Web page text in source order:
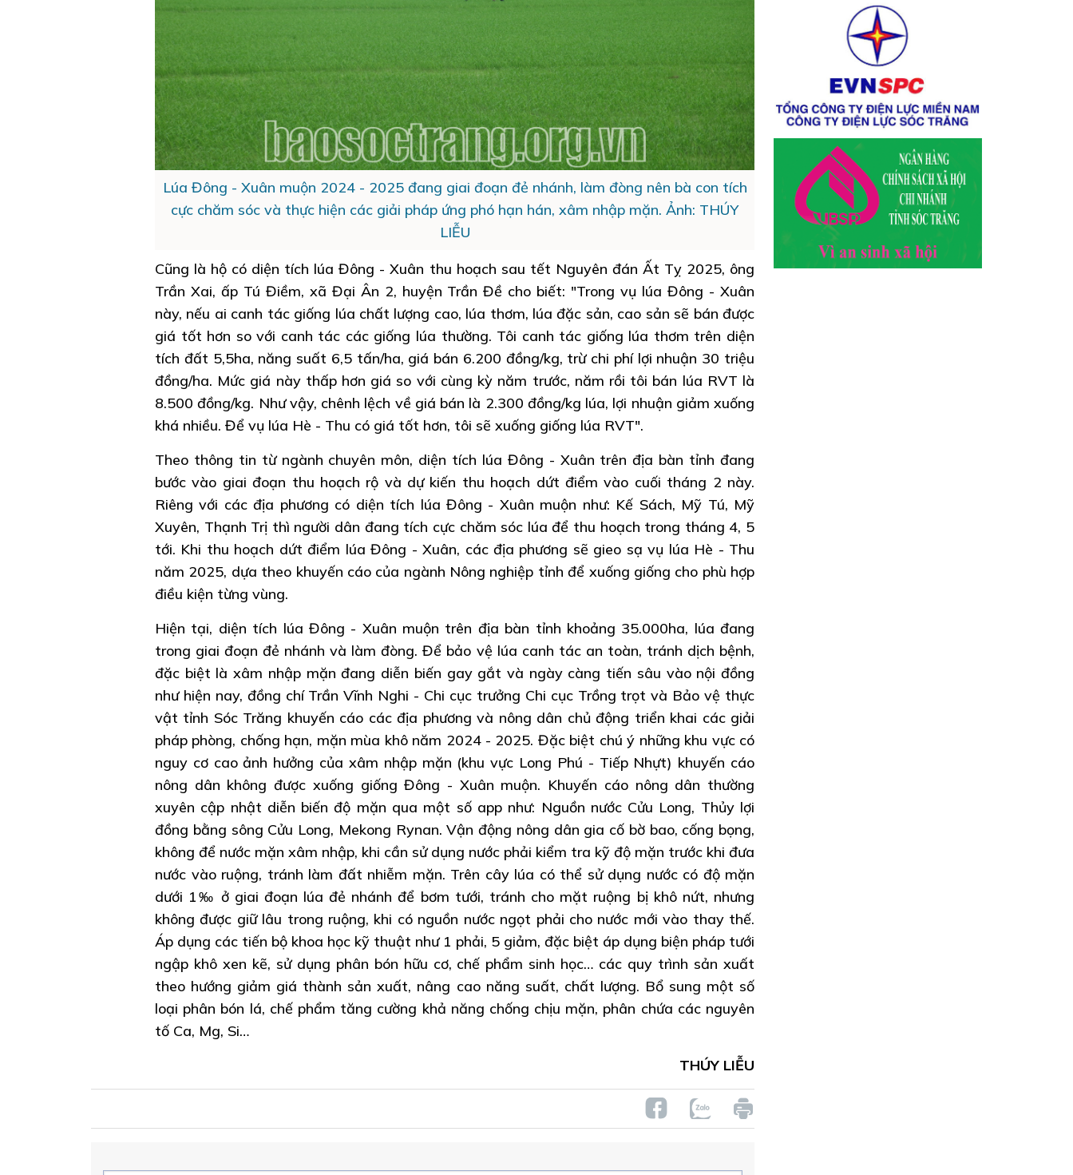
Lúa Đông - Xuân muộn 2024 - 2025 đang giai đoạn đẻ nhánh, làm đòng nên bà con tích
cực chăm sóc và thực hiện các giải pháp ứng phó hạn hán, xâm nhập mặn. Ảnh: THÚY
LIỄU
Cũng là hộ có diện tích lúa Đông - Xuân thu hoạch sau tết Nguyên đán Ất Tỵ 2025, ông
Trần Xai, ấp Tú Điềm, xã Đại Ân 2, huyện Trần Đề cho biết: "Trong vụ lúa Đông - Xuân
này, nếu ai canh tác giống lúa chất lượng cao, lúa thơm, lúa đặc sản, cao sản sẽ bán được
giá tốt hơn so với canh tác các giống lúa thường. Tôi canh tác giống lúa thơm trên diện
tích đất 5,5ha, năng suất 6,5 tấn/ha, giá bán 6.200 đồng/kg, trừ chi phí lợi nhuận 30 triệu
đồng/ha. Mức giá này thấp hơn giá so với cùng kỳ năm trước, năm rồi tôi bán lúa RVT là
8.500 đồng/kg. Như vậy, chênh lệch về giá bán là 2.300 đồng/kg lúa, lợi nhuận giảm xuống
khá nhiều. Để vụ lúa Hè - Thu có giá tốt hơn, tôi sẽ xuống giống lúa RVT".
Theo thông tin từ ngành chuyên môn, diện tích lúa Đông - Xuân trên địa bàn tỉnh đang
bước vào giai đoạn thu hoạch rộ và dự kiến thu hoạch dứt điểm vào cuối tháng 2 này.
Riêng với các địa phương có diện tích lúa Đông - Xuân muộn như: Kế Sách, Mỹ Tú, Mỹ
Xuyên, Thạnh Trị thì người dân đang tích cực chăm sóc lúa để thu hoạch trong tháng 4, 5
tới. Khi thu hoạch dứt điểm lúa Đông - Xuân, các địa phương sẽ gieo sạ vụ lúa Hè - Thu
năm 2025, dựa theo khuyến cáo của ngành Nông nghiệp tỉnh để xuống giống cho phù hợp
điều kiện từng vùng.
Hiện tại, diện tích lúa Đông - Xuân muộn trên địa bàn tỉnh khoảng 35.000ha, lúa đang
trong giai đoạn đẻ nhánh và làm đòng. Để bảo vệ lúa canh tác an toàn, tránh dịch bệnh,
đặc biệt là xâm nhập mặn đang diễn biến gay gắt và ngày càng tiến sâu vào nội đồng
như hiện nay, đồng chí Trần Vĩnh Nghi - Chi cục trưởng Chi cục Trồng trọt và Bảo vệ thực
vật tỉnh Sóc Trăng khuyến cáo các địa phương và nông dân chủ động triển khai các giải
pháp phòng, chống hạn, mặn mùa khô năm 2024 - 2025. Đặc biệt chú ý những khu vực có
nguy cơ cao ảnh hưởng của xâm nhập mặn (khu vực Long Phú - Tiếp Nhựt) khuyến cáo
nông dân không được xuống giống Đông - Xuân muộn. Khuyến cáo nông dân thường
xuyên cập nhật diễn biến độ mặn qua một số app như: Nguồn nước Cửu Long, Thủy lợi
đồng bằng sông Cửu Long, Mekong Rynan. Vận động nông dân gia cố bờ bao, cống bọng,
không để nước mặn xâm nhập, khi cần sử dụng nước phải kiểm tra kỹ độ mặn trước khi đưa
nước vào ruộng, tránh làm đất nhiễm mặn. Trên cây lúa có thể sử dụng nước có độ mặn
dưới 1‰ ở giai đoạn lúa đẻ nhánh để bơm tưới, tránh cho mặt ruộng bị khô nứt, nhưng
không được giữ lâu trong ruộng, khi có nguồn nước ngọt phải cho nước mới vào thay thế.
Áp dụng các tiến bộ khoa học kỹ thuật như 1 phải, 5 giảm, đặc biệt áp dụng biện pháp tưới
ngập khô xen kẽ, sử dụng phân bón hữu cơ, chế phẩm sinh học… các quy trình sản xuất
theo hướng giảm giá thành sản xuất, nâng cao năng suất, chất lượng. Bổ sung một số
loại phân bón lá, chế phẩm tăng cường khả năng chống chịu mặn, phân chứa các nguyên
tố Ca, Mg, Si…
THÚY LIỄU